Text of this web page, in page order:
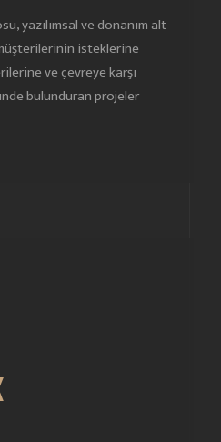
yazılımsal ve donanım alt
isteklerine
ve çevreye karşı
bulunduran projeler